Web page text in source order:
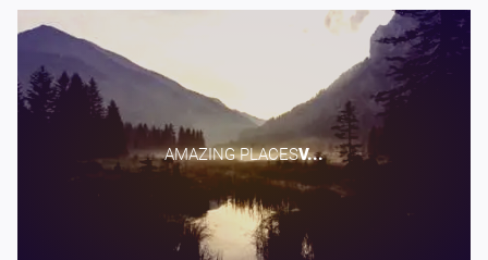
AMAZING PLACES​V...